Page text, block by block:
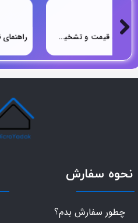
۲۸ بهمن ۰۴
نحوه سفارش
چطور سفارش بدم؟